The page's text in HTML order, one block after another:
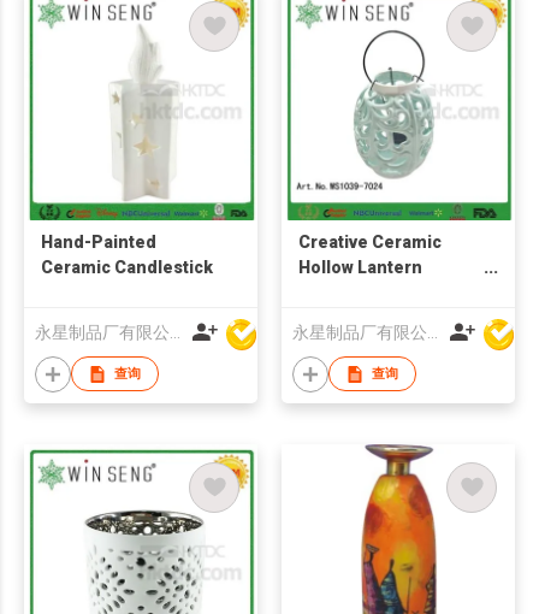
Hand-Painted
Ceramic Candlestick
永星制品厂有限公司
查询
Creative Ceramic
Hollow Lantern
永星制品厂有限公司
查询